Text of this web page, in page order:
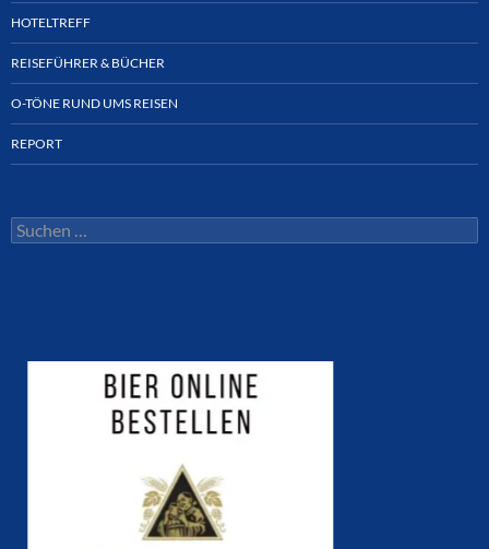
HOTELTREFF
REISEFÜHRER & BÜCHER
O-TÖNE RUND UMS REISEN
REPORT
Suchen
nach: